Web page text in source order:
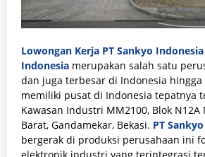
Lowongan Kerja PT Sankyo Indonesia
Indonesia merupakan salah satu
dan juga terbesar di Indonesia
memiliki pusat di Indonesia tepatnya
Kawasan Industri MM2100, Blok N12A
Barat, Gandamekar, Bekasi. PT
bergerak di produksi perusahaan ini